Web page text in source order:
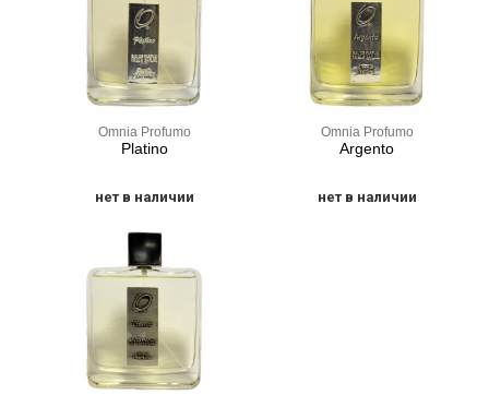
Omnia Profumo
Platino
нет в наличии
Omnia Profumo
Argento
нет в наличии